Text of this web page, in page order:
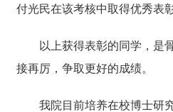
付光民在该考核中取得优秀表彰
以上获得表彰的同学，是
接再厉，争取更好的成绩。
我院目前培养在校博士研